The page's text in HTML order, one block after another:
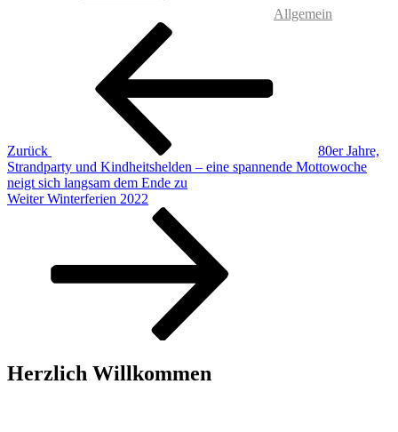
Allgemein
Beitragsnavigation
Zurück
80er Jahre,
Strandparty und Kindheitshelden – eine spannende Mottowoche
neigt sich langsam dem Ende zu
Nächster
Weiter Winterferien 2022
Herzlich Willkommen